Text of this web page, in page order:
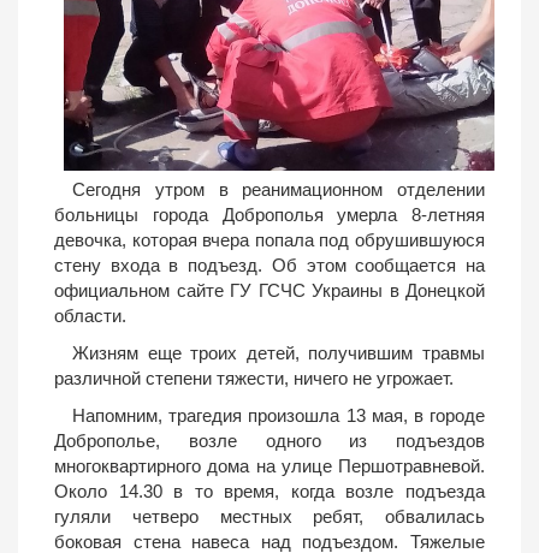
Сегодня утром в реанимационном отделении
больницы города Доброполья умерла 8-летняя
девочка, которая вчера попала под обрушившуюся
стену входа в подъезд. Об этом сообщается на
официальном сайте ГУ ГСЧС Украины в Донецкой
области.
Жизням еще троих детей, получившим травмы
различной степени тяжести, ничего не угрожает.
Напомним, трагедия произошла 13 мая, в городе
Доброполье, возле одного из подъездов
многоквартирного дома на улице Першотравневой.
Около 14.30 в то время, когда возле подъезда
гуляли четверо местных ребят, обвалилась
боковая стена навеса над подъездом. Тяжелые